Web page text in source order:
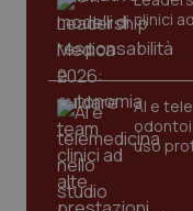
clinici
AI e
uso